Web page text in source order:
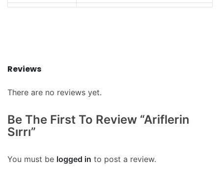
Reviews
There are no reviews yet.
Be The First To Review “Ariflerin
Sırrı”
You must be logged in to post a review.